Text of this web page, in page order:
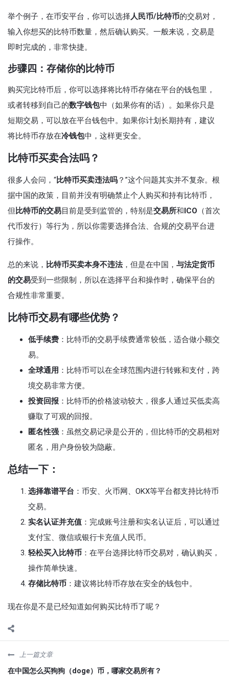
举个例子，在币安平台，你可以选择人民币/比特币的交易对，
输入你想买的比特币数量，然后确认购买。一般来说，交易是
即时完成的，非常快捷。
步骤四：存储你的比特币
购买完比特币后，你可以选择将比特币存储在平台的钱包里，
或者转移到自己的数字钱包中（如果你有的话）。如果你只是
短期交易，可以放在平台钱包中。如果你计划长期持有，建议
将比特币存放在冷钱包中，这样更安全。
比特币买卖合法吗？
很多人会问，“比特币买卖违法吗 ？”这个问题其实并不复杂。根
据中国的政策，目前并没有明确禁止个人购买和持有比特币，
但 比特币的交易目前是受到监管的，特别是交易所和ICO （首次
代币发行）等行为，所以你需要选择合法、合规的交易平台进
行操作。
总的来说， 比特币买卖本身不违法，但是在中国， 与法定货币
的交易受到一些限制，所以在选择平台和操作时，确保平台的
合规性非常重要。
比特币交易有哪些优势？
低手续费 ：比特币的交易手续费通常较低，适合做小额交
易。
全球通用 ：比特币可以在全球范围内进行转账和支付，跨
境交易非常方便。
投资回报 ：比特币的价格波动较大，很多人通过买低卖高
赚取了可观的回报。
匿名性强 ：虽然交易记录是公开的，但比特币的交易相对
匿名，用户身份较为隐蔽。
总结一下：
选择靠谱平台 ：币安、火币网、OKX等平台都支持比特币
交易。
实名认证并充值 ：完成账号注册和实名认证后，可以通过
支付宝、微信或银行卡充值人民币。
轻松买入比特币 ：在平台选择比特币交易对，确认购买，
操作简单快速。
存储比特币 ：建议将比特币存放在安全的钱包中。
现在你是不是已经知道如何购买比特币了呢？
上一篇文章
在中国怎么买狗狗（doge）币，哪家交易所有？